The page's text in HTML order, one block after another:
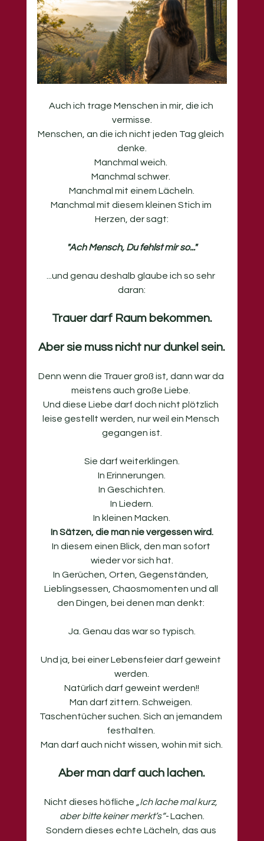
Auch ich trage Menschen in mir, die ich
vermisse.
Menschen, an die ich nicht jeden Tag gleich
denke.
Manchmal weich.
Manchmal schwer.
Manchmal mit einem Lächeln.
Manchmal mit diesem kleinen Stich im
Herzen, der sagt:
"Ach Mensch, Du fehlst mir so..."
...und genau deshalb glaube ich so sehr
daran:
Trauer darf Raum bekommen.
Aber sie muss nicht nur dunkel sein.
Denn wenn die Trauer groß ist, dann war da
meistens auch große Liebe.
Und diese Liebe darf doch nicht plötzlich
leise gestellt werden, nur weil ein Mensch
gegangen ist.
Sie darf weiterklingen.
In Erinnerungen.
In Geschichten.
In Liedern.
In kleinen Macken.
In Sätzen, die man nie vergessen wird.
In diesem einen Blick, den man sofort
wieder vor sich hat.
In Gerüchen, Orten, Gegenständen,
Lieblingsessen, Chaosmomenten und all
den Dingen, bei denen man denkt:
Ja. Genau das war so typisch.
Und ja, bei einer Lebensfeier darf geweint
werden.
Natürlich darf geweint werden!!
Man darf zittern. Schweigen.
Taschentücher suchen. Sich an jemandem
festhalten.
Man darf auch nicht wissen, wohin mit sich.
Aber man darf auch lachen.
Nicht dieses höfliche „Ich lache mal kurz,
aber bitte keiner merkt’s“- Lachen.
Sondern dieses echte Lächeln, das aus